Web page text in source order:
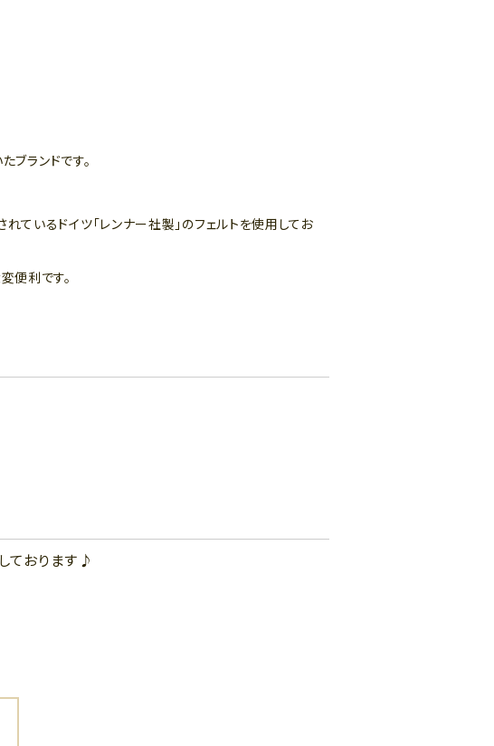
ブランドです。
ているドイツ「レンナー社製」のフェルトを使用してお
便利です。
ております♪